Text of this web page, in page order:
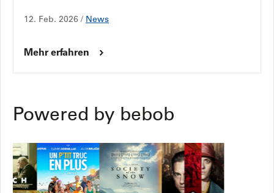
12. Feb. 2026 / News
Mehr erfahren
Powered by bebob